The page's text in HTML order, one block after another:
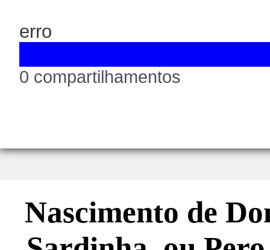
erro
0 compartilhamentos
Nascimento de